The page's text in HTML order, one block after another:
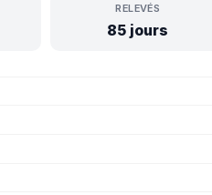
RELEVÉS
85 jours